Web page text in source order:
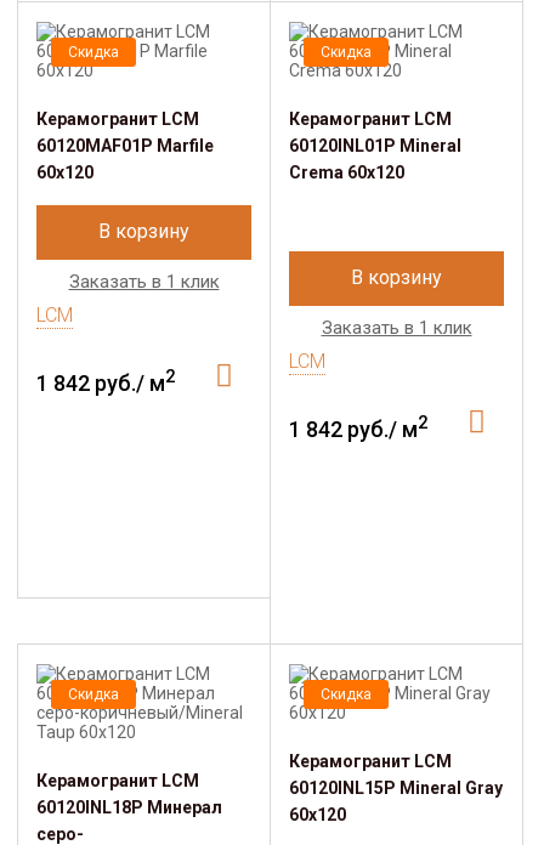
Скидка
Керамогранит LCM
60120MAF01P Marfile
60x120
В корзину
Заказать в 1 клик
LCM
1 842 руб./ м2
Скидка
Керамогранит LCM
60120INL01P Mineral
Crema 60x120
В корзину
Заказать в 1 клик
LCM
1 842 руб./ м2
Скидка
Керамогранит LCM
60120INL18P Минерал
серо-
Скидка
Керамогранит LCM
60120INL15P Mineral Gray
60x120